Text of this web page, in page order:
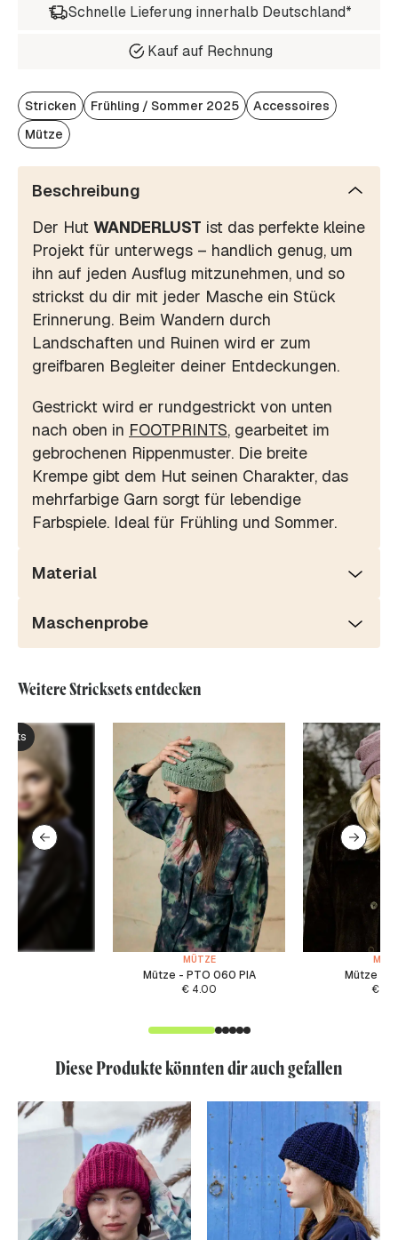
Schnelle Lieferung innerhalb Deutschland*
Kauf auf Rechnung
Stricken Frühling / Sommer 2025
Accessoires
Mütze
Beschreibung
Der Hut WANDERLUST ist das perfekte kleine
Projekt für unterwegs – handlich genug, um
ihn auf jeden Ausflug mitzunehmen, und so
strickst du dir mit jeder Masche ein Stück
Erinnerung. Beim Wandern durch
Landschaften und Ruinen wird er zum
greifbaren Begleiter deiner Entdeckungen.
Gestrickt wird er rundgestrickt von unten
nach oben in FOOTPRINTS, gearbeitet im
gebrochenen Rippenmuster. Die breite
Krempe gibt dem Hut seinen Charakter, das
mehrfarbige Garn sorgt für lebendige
Farbspiele. Ideal für Frühling und Sommer.
Material
Maschenprobe
Weitere Stricksets entdecken
MÜTZE
Mütze - PTO 060 PIA
€ 4.00
Mütze -
€
Diese Produkte könnten dir auch gefallen